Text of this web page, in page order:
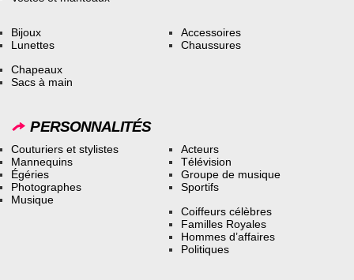
Bijoux
Lunettes
Accessoires
Chaussures
Chapeaux
Sacs à main
PERSONNALITÉS
Couturiers et stylistes
Mannequins
Égéries
Photographes
Musique
Acteurs
Télévision
Groupe de musique
Sportifs
Coiffeurs célèbres
Familles Royales
Hommes d’affaires
Politiques